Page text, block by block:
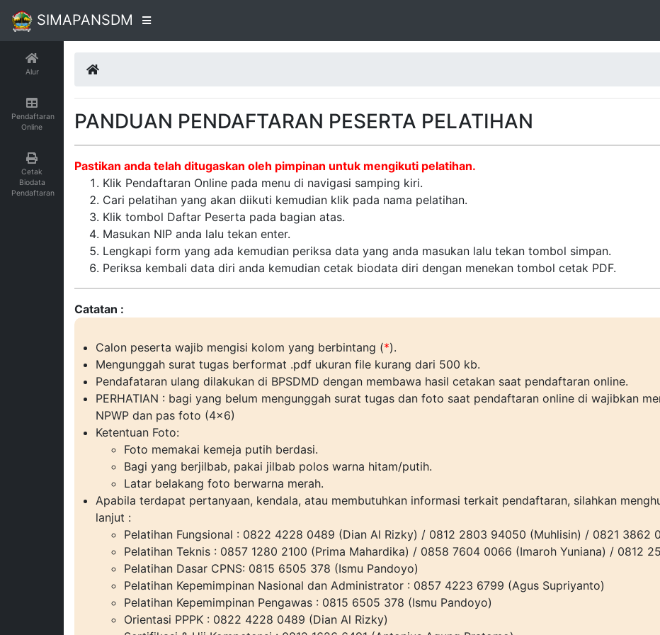
SIMAPANSDM
Alur
Pendaftaran
Online
Cetak
Biodata
Pendaftaran
PANDUAN PENDAFTARAN PESERTA PELATIHAN
Pastikan anda telah ditugaskan oleh pimpinan untuk mengikuti pelatihan.
Klik Pendaftaran Online pada menu di navigasi samping kiri.
Cari pelatihan yang akan diikuti kemudian klik pada nama pelatihan.
Klik tombol Daftar Peserta pada bagian atas.
Masukan NIP anda lalu tekan enter.
Lengkapi form yang ada kemudian periksa data yang anda masukan lalu tekan tombol simpan.
Periksa kembali data diri anda kemudian cetak biodata diri dengan menekan tombol cetak PDF.
Catatan :
Calon peserta wajib mengisi kolom yang berbintang (*).
Mengunggah surat tugas berformat .pdf ukuran file kurang dari 500 kb.
Pendafataran ulang dilakukan di BPSDMD dengan membawa hasil cetakan saat pendaftaran online.
PERHATIAN : bagi yang belum mengunggah surat tugas dan foto saat pendaftaran online di wajibkan
NPWP dan pas foto (4x6)
Ketentuan Foto:
Foto memakai kemeja putih berdasi.
Bagi yang berjilbab, pakai jilbab polos warna hitam/putih.
Latar belakang foto berwarna merah.
Apabila terdapat pertanyaan, kendala, atau membutuhkan informasi terkait pendaftaran, silahkan
lanjut :
Pelatihan Fungsional : 0822 4228 0489 (Dian Al Rizky) / 0812 2803 94050 (Muhlisin) / 0821 3862
Pelatihan Teknis : 0857 1280 2100 (Prima Mahardika) / 0858 7604 0066 (Imaroh Yuniana) / 0812
Pelatihan Dasar CPNS: 0815 6505 378 (Ismu Pandoyo)
Pelatihan Kepemimpinan Nasional dan Administrator : 0857 4223 6799 (Agus Supriyanto)
Pelatihan Kepemimpinan Pengawas : 0815 6505 378 (Ismu Pandoyo)
Orientasi PPPK : 0822 4228 0489 (Dian Al Rizky)